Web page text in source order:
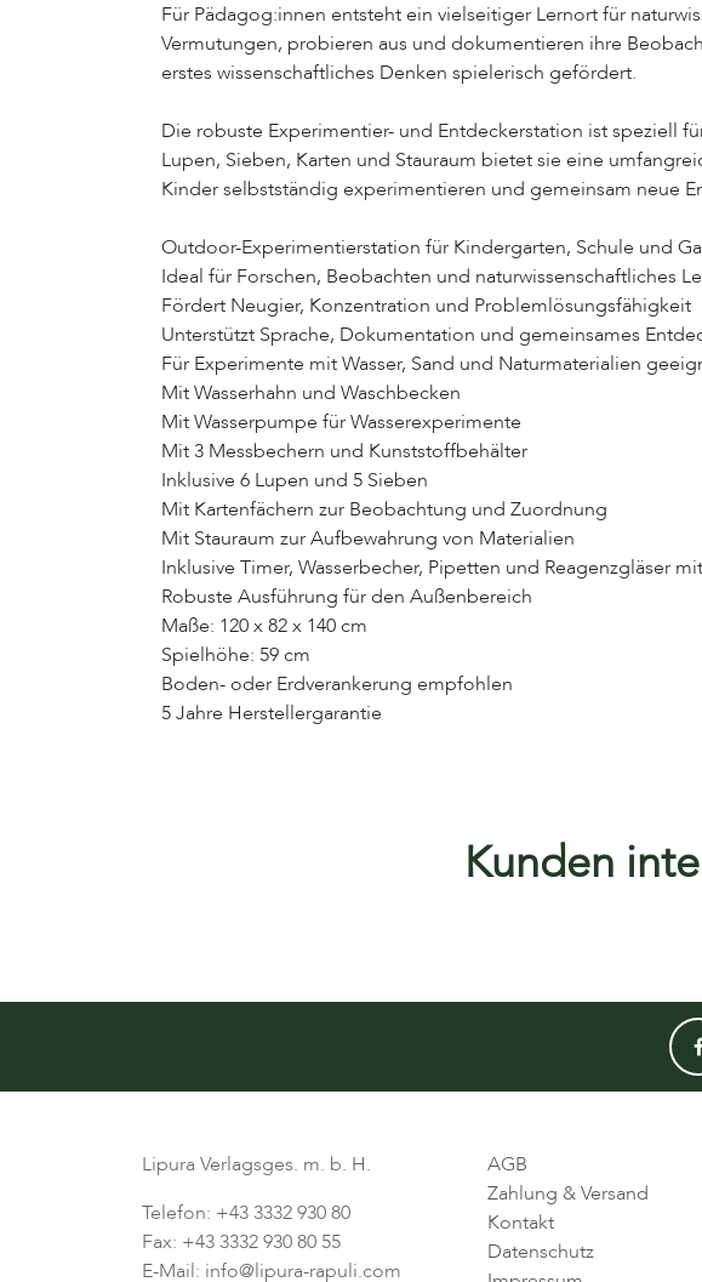
Für Pädagog:innen entsteht ein vielseitiger Lernort für
Vermutungen, probieren aus und dokumentieren ihre
erstes wissenschaftliches Denken spielerisch gefördert.
Die robuste Experimentier- und Entdeckerstation ist speziell
Lupen, Sieben, Karten und Stauraum bietet sie eine
Kinder selbstständig experimentieren und gemeinsam neue
Outdoor-Experimentierstation für Kindergarten, Schule und
Ideal für Forschen, Beobachten und naturwissenschaftliches
Fördert Neugier, Konzentration und Problemlösungsfähigkeit
Unterstützt Sprache, Dokumentation und gemeinsames
Für Experimente mit Wasser, Sand und Naturmaterialien
Mit Wasserhahn und Waschbecken
Mit Wasserpumpe für Wasserexperimente
Mit 3 Messbechern und Kunststoffbehälter
Inklusive 6 Lupen und 5 Sieben
Mit Kartenfächern zur Beobachtung und Zuordnung
Mit Stauraum zur Aufbewahrung von Materialien
Inklusive Timer, Wasserbecher, Pipetten und Reagenzgläser
Robuste Ausführung für den Außenbereich
Maße: 120 x 82 x 140 cm
Spielhöhe: 59 cm
Boden- oder Erdverankerung empfohlen
5 Jahre Herstellergarantie
Kunden
Lipura Verlagsges. m. b. H.
Telefon: +43 3332 930 80
Fax: +43 3332 930 80 55
E-Mail: info@lipura-rapuli.com
AGB
Zahlung & Versand
Kontakt
Datenschutz